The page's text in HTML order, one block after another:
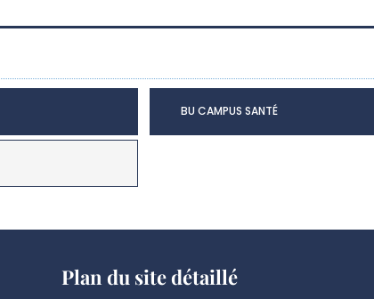
BU CAMPUS SANTÉ
Plan du site détaillé